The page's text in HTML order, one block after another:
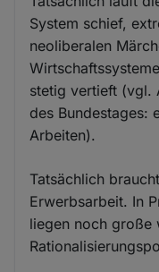
System schief,
neoliberalen
stetig vertieft (vgl.
des Bundestages:
Arbeiten).
Tatsächlich
Erwerbsarbeit. In
liegen noch große